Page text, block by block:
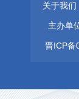
关于我们
主办单
晋ICP备